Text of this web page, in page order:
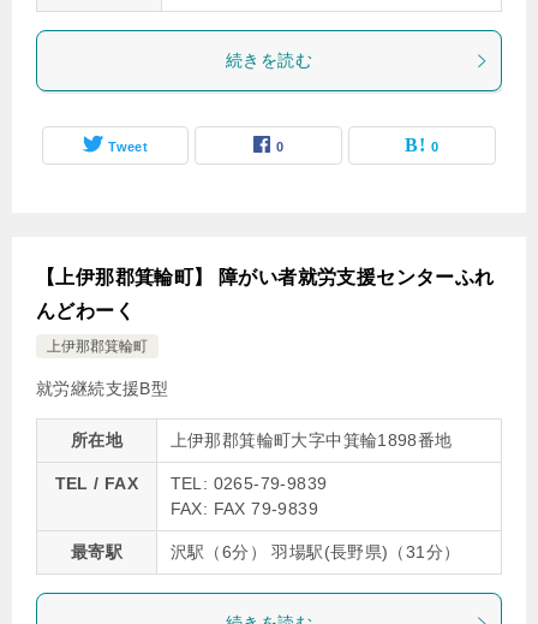
続きを読む
Tweet 0 0
【上伊那郡箕輪町】 障がい者就労支援センターふれ
んどわーく
上伊那郡箕輪町
就労継続支援B型
所在地 上伊那郡箕輪町大字中箕輪1898番地
TEL / FAX
TEL: 0265-79-9839
FAX: FAX 79-9839
最寄駅 沢駅（6分） 羽場駅(長野県)（31分）